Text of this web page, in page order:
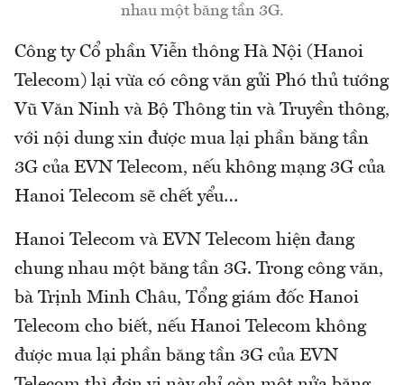
nhau một băng tần 3G.
Công ty Cổ phần Viễn thông Hà Nội (Hanoi
Telecom) lại vừa có công văn gửi Phó thủ tướng
Vũ Văn Ninh và Bộ Thông tin và Truyền thông,
với nội dung xin được mua lại phần băng tần
3G của EVN Telecom, nếu không mạng 3G của
Hanoi Telecom sẽ chết yểu…
Hanoi Telecom và EVN Telecom hiện đang
chung nhau một băng tần 3G. Trong công văn,
bà Trịnh Minh Châu, Tổng giám đốc Hanoi
Telecom cho biết, nếu Hanoi Telecom không
được mua lại phần băng tần 3G của EVN